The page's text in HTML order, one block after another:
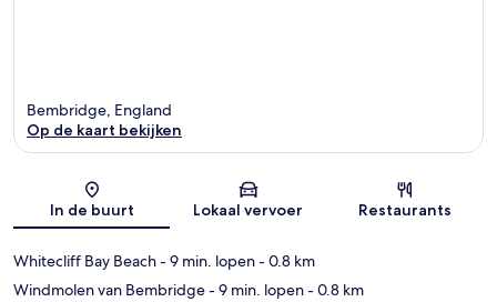
Kaart
Bembridge, England
Op de kaart bekijken
In de buurt Lokaal vervoer Restaurants
Whitecliff Bay Beach- 9 min. lopen- 0.8 km
Windmolen van Bembridge- 9 min. lopen- 0.8 km